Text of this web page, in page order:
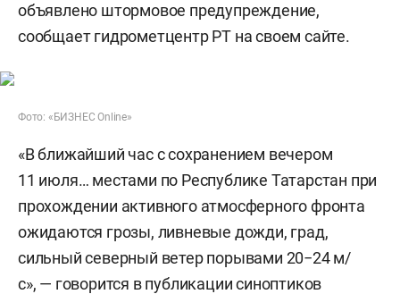
объявлено штормовое предупреждение,
сообщает гидрометцентр РТ на своем сайте.
Фото: «БИЗНЕС Online»
«В ближайший час с сохранением вечером
11 июля… местами по Республике Татарстан при
прохождении активного атмосферного фронта
ожидаются грозы, ливневые дожди, град,
сильный северный ветер порывами 20−24 м/
с», — говорится впубликациисиноптиков